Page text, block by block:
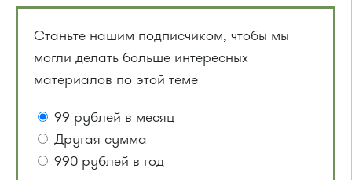
Станьте нашим подписчиком, чтобы мы
могли делать больше интересных
материалов по этой теме
99 рублей в месяц
Другая сумма
990 рублей в год